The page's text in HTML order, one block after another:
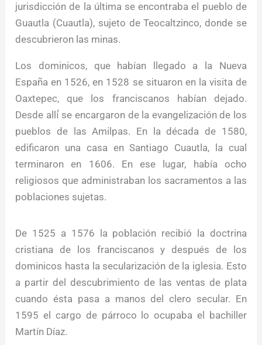
jurisdicción de la última se encontraba el pueblo de
Guautla (Cuautla), sujeto de Teocaltzinco, donde se
descubrieron las minas.
Los dominicos, que habían llegado a la Nueva
España en 1526, en 1528 se situaron en la visita de
Oaxtepec, que los franciscanos habían dejado.
Desde allí́ se encargaron de la evangelización de los
pueblos de las Amilpas. En la década de 1580,
edificaron una casa en Santiago Cuautla, la cual
terminaron en 1606. En ese lugar, había ocho
religiosos que administraban los sacramentos a las
poblaciones sujetas.
De 1525 a 1576 la población recibió la doctrina
cristiana de los franciscanos y después de los
dominicos hasta la secularización de la iglesia. Esto
a partir del descubrimiento de las ventas de plata
cuando ésta pasa a manos del clero secular. En
1595 el cargo de párroco lo ocupaba el bachiller
Martín Díaz.